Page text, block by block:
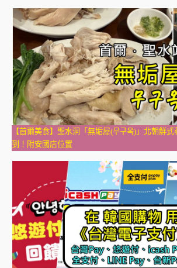
【首爾美食】聖水洞「無垢屋(무구옥)」北朝鮮
到！附安國店位置